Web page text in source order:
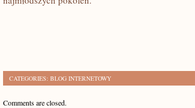
CATEGORIES: BLOG INTERNETOWY
Comments are closed.